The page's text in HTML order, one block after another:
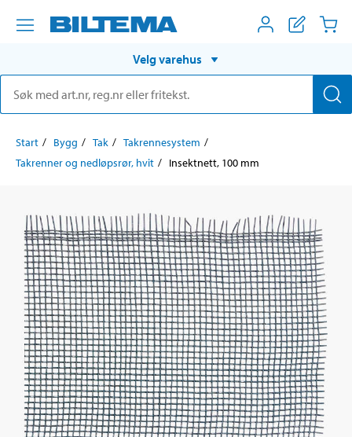
Velg varehus
Start Bygg Tak
Takrennesystem
Takrenner og nedløpsrør, hvit
Insektnett, 100 mm